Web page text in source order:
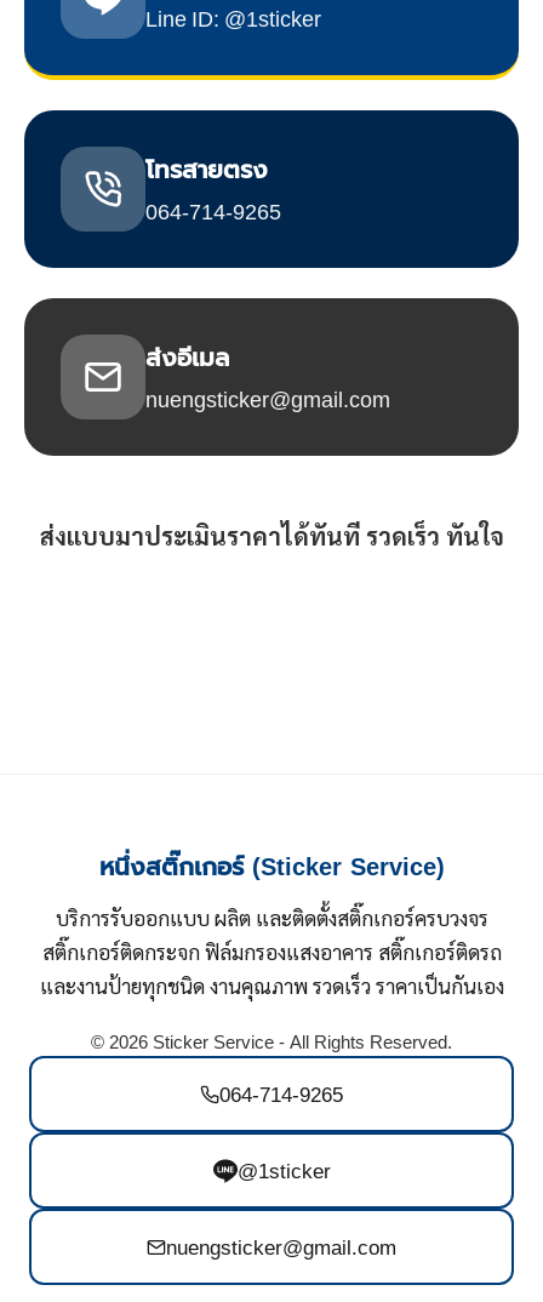
Line ID: @1sticker
โทรสายตรง
064-714-9265
ส่งอีเมล
nuengsticker@gmail.com
ส่งแบบมาประเมินราคาได้ทันที รวดเร็ว ทันใจ
หนึ่งสติ๊กเกอร์ (Sticker Service)
บริการรับออกแบบ ผลิต และติดตั้งสติ๊กเกอร์ครบวงจร
สติ๊กเกอร์ติดกระจก ฟิล์มกรองแสงอาคาร สติ๊กเกอร์ติดรถ
และงานป้ายทุกชนิด งานคุณภาพ รวดเร็ว ราคาเป็นกันเอง
© 2026 Sticker Service - All Rights Reserved.
064-714-9265
@1sticker
nuengsticker@gmail.com